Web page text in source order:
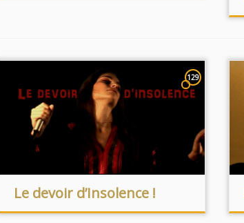
129
Le devoir d’Insolence !